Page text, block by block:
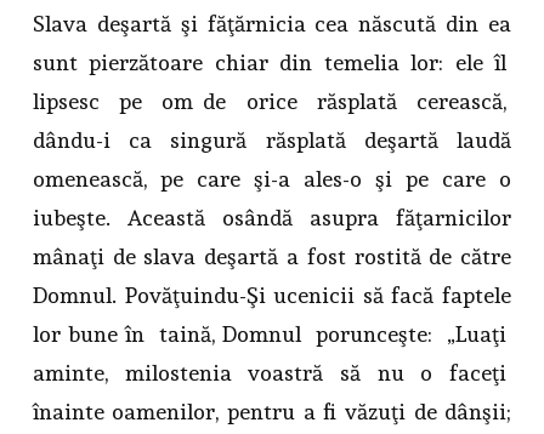
Slava deşartă şi făţărnicia cea născută din ea
sunt pierzătoare chiar din temelia lor: ele îl
lipsesc pe om de orice răsplată cerească,
dându-i ca singură răsplată deşartă laudă
omenească, pe care şi-a ales-o şi pe care o
iubeşte. Această osândă asupra făţarnicilor
mânaţi de slava deşartă a fost rostită de către
Domnul. Povăţuindu-Şi ucenicii să facă faptele
lor bune în taină, Domnul porunceşte: „Luaţi
aminte, milostenia voastră să nu o faceţi
înainte oamenilor, pentru a fi văzuţi de dânşii;